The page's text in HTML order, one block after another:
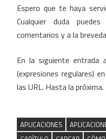
Espero que te haya
Cualquier duda
comentarios y a la
En la siguiente entrada
(expresiones regulares)
las URL. Hasta la próxima.
APLICACIONES